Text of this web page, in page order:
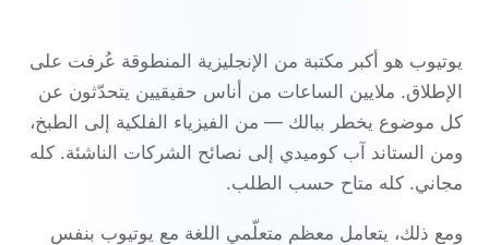
يوتيوب هو أكبر مكتبة من الإنجليزية المنطوقة عُرفت على
الإطلاق. ملايين الساعات من أناس حقيقيين يتحدّثون عن
كل موضوع يخطر ببالك — من الفيزياء الفلكية إلى الطبخ،
ومن الستاند آب كوميدي إلى نصائح الشركات الناشئة. كله
مجاني. كله متاح حسب الطلب.
ومع ذلك، يتعامل معظم متعلّمي اللغة مع يوتيوب بنفس